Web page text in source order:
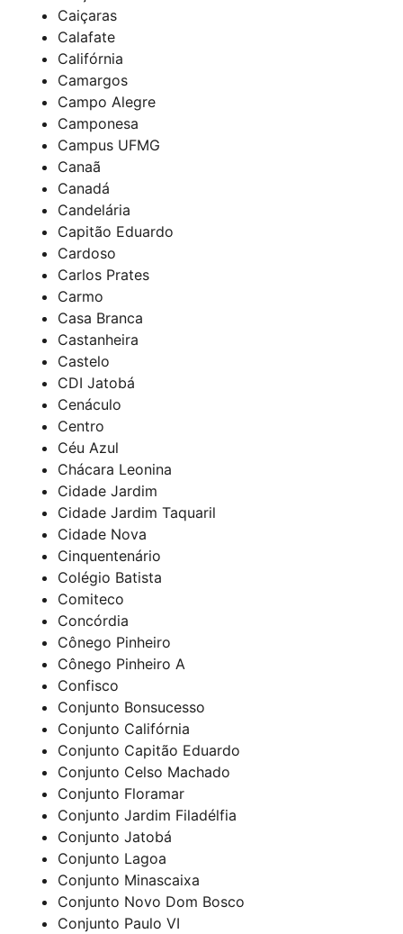
Caiçaras
Calafate
Califórnia
Camargos
Campo Alegre
Camponesa
Campus UFMG
Canaã
Canadá
Candelária
Capitão Eduardo
Cardoso
Carlos Prates
Carmo
Casa Branca
Castanheira
Castelo
CDI Jatobá
Cenáculo
Centro
Céu Azul
Chácara Leonina
Cidade Jardim
Cidade Jardim Taquaril
Cidade Nova
Cinquentenário
Colégio Batista
Comiteco
Concórdia
Cônego Pinheiro
Cônego Pinheiro A
Confisco
Conjunto Bonsucesso
Conjunto Califórnia
Conjunto Capitão Eduardo
Conjunto Celso Machado
Conjunto Floramar
Conjunto Jardim Filadélfia
Conjunto Jatobá
Conjunto Lagoa
Conjunto Minascaixa
Conjunto Novo Dom Bosco
Conjunto Paulo VI